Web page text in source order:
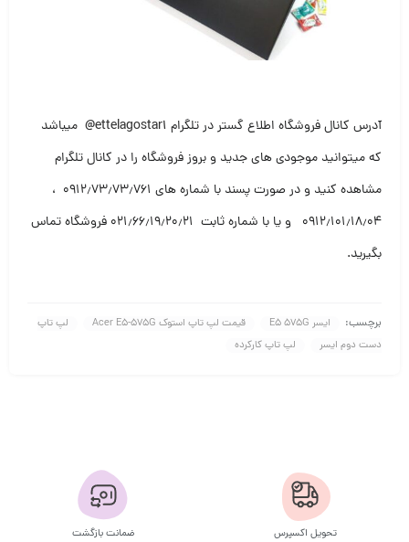
آدرس کانال فروشگاه اطلاع گستر در تلگرام ettelagostar1@
میباشد
که میتوانید موجودی های جدید و بروز فروشگاه را در کانال تلگرام
مشاهده کنید و در صورت پسند با شماره های ۰۹۱۲٫۷۳٫۷۳٫۷۶۱ ،
۰۹۱۲٫۱۰۱٫۱۸٫۰۴ و یا با شماره ثابت ۰۲۱٫۶۶٫۱۹٫۲۰٫۲۱ فروشگاه تماس
بگیرید.
برچسب: ایسر E5 575G قیمت لپ تاپ استوک Acer E5-575G
لپ تاپ
دست دوم ایسر
لپ تاپ کارکرده
تحویل اکسپرس ضمانت بازگشت